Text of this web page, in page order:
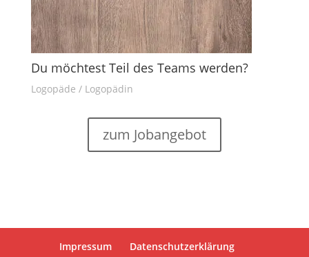
Du möchtest Teil des Teams werden?
Logopäde / Logopädin
zum Jobangebot
Impressum Datenschutzerklärung